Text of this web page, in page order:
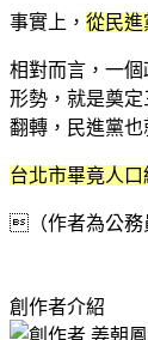
事實上， 從民進
相對而言，一
形勢，就是奠
翻轉，民進黨
台北市畢竟人
（作者為公務
創作者介紹